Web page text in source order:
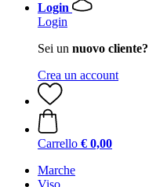
Login
Login
Sei un nuovo cliente?
Crea un account
Carrello € 0,00
Marche
Viso